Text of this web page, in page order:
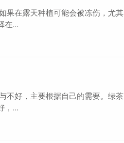
果在露天种植可能会被冻伤，尤其
在...
不好，主要根据自己的需要。绿茶
，...